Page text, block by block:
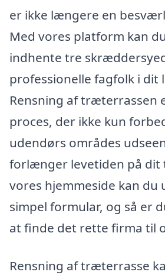
er ikke længere en
Med vores platform kan
indhente tre
professionelle fagfolk i dit
Rensning af træterrassen
proces, der ikke kun
udendørs områdes
forlænger levetiden på
vores hjemmeside kan du
simpel formular, og så er
at finde det rette firma til
Rensning af træterrasse